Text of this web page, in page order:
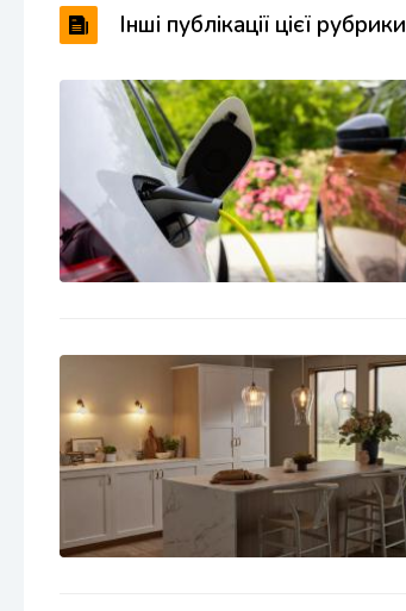
Інші публікації цієї рубрики